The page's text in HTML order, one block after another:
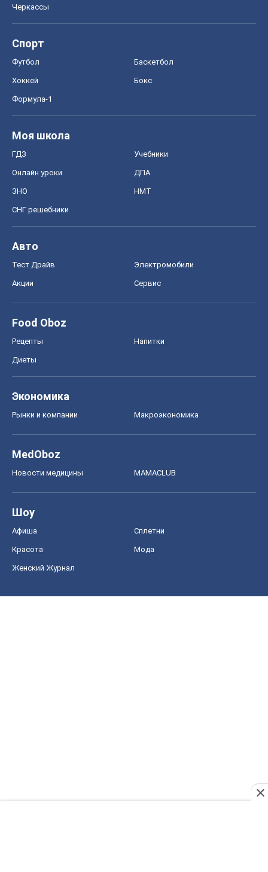
Черкассы
Спорт
Футбол Баскетбол
Хоккей Бокс
Формула-1
Моя школа
ГДЗ Учебники
Онлайн уроки ДПА
ЗНО НМТ
СНГ решебники
Авто
Тест Драйв Электромобили
Акции Сервис
Food Oboz
Рецепты Напитки
Диеты
Экономика
Рынки и компании Mакроэкономика
MedOboz
Новости медицины MAMACLUB
Шоу
Афиша Сплетни
Красота Мода
Женский Журнал